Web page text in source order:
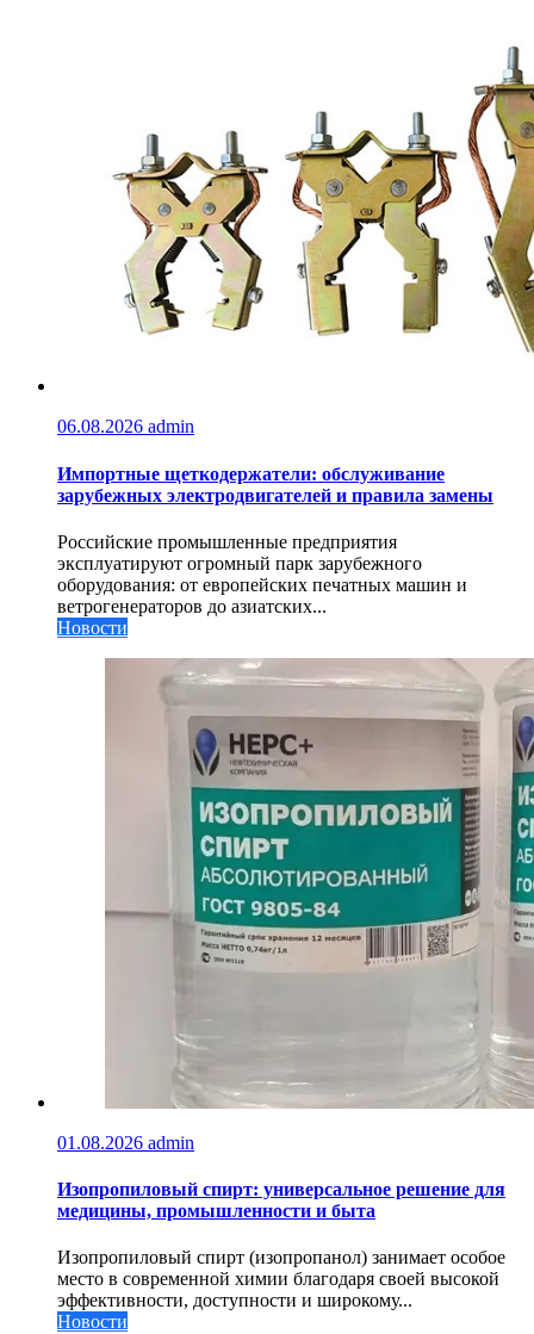
06.08.2026 admin
Импортные щеткодержатели: обслуживание
зарубежных электродвигателей и правила замены
Российские промышленные предприятия
эксплуатируют огромный парк зарубежного
оборудования: от европейских печатных машин и
ветрогенераторов до азиатских...
Новости
01.08.2026 admin
Изопропиловый спирт: универсальное решение для
медицины, промышленности и быта
Изопропиловый спирт (изопропанол) занимает особое
место в современной химии благодаря своей высокой
эффективности, доступности и широкому...
Новости